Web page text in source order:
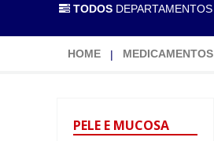
TODOS DEPARTAMENTOS
HOME MEDICAMENTOS
PELE E MUCOSA